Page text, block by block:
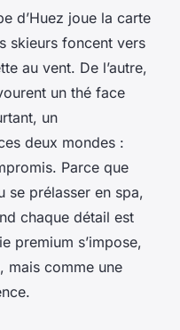
d’Huez joue la carte
skieurs foncent vers
au vent. De l’autre,
un thé face
un
deux mondes :
Parce que
se prélasser en spa,
chaque détail est
premium s’impose,
mais comme une